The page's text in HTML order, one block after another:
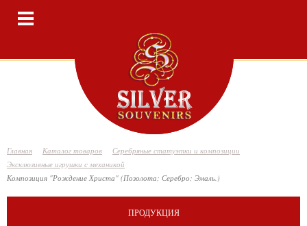
Toggle
Главная Каталог товаров
Серебряные статуэтки и композиции
Эксклюзивные игрушки с механикой
Композиция "Рождение Христа" (Позолота; Серебро; Эмаль.)
ПРОДУКЦИЯ